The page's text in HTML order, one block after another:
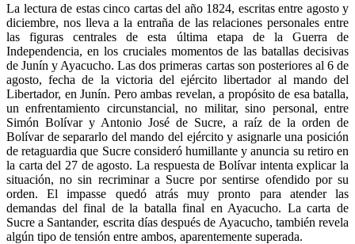
La lectura de estas cinco cartas del año 1824, escritas entre agosto y
diciembre, nos lleva a la entraña de las relaciones personales entre
las figuras centrales de esta última etapa de la Guerra de
Independencia, en los cruciales momentos de las batallas decisivas
de Junín y Ayacucho. Las dos primeras cartas son posteriores al 6 de
agosto, fecha de la victoria del ejército libertador al mando del
Libertador, en Junín. Pero ambas revelan, a propósito de esa batalla,
un enfrentamiento circunstancial, no militar, sino personal, entre
Simón Bolívar y Antonio José de Sucre, a raíz de la orden de
Bolívar de separarlo del mando del ejército y asignarle una posición
de retaguardia que Sucre consideró humillante y anuncia su retiro en
la carta del 27 de agosto. La respuesta de Bolívar intenta explicar la
situación, no sin recriminar a Sucre por sentirse ofendido por su
orden. El impasse quedó atrás muy pronto para atender las
demandas del final de la batalla final en Ayacucho. La carta de
Sucre a Santander, escrita días después de Ayacucho, también revela
algún tipo de tensión entre ambos, aparentemente superada.